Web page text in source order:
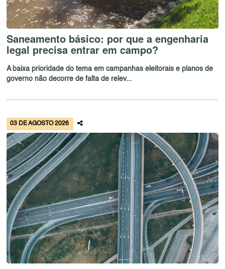
Saneamento básico: por que a engenharia
legal precisa entrar em campo?
A baixa prioridade do tema em campanhas eleitorais e planos de
governo não decorre de falta de relev...
03 DE AGOSTO 2026